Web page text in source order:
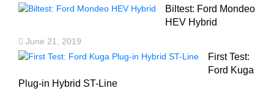
Biltest: Ford Mondeo
HEV Hybrid
June 21, 2019
First Test:
Ford Kuga
Plug-in Hybrid ST-Line